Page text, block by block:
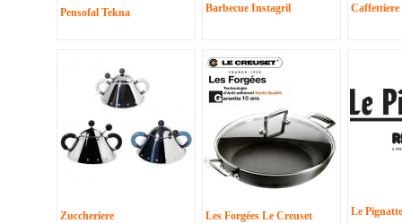
Pensofal Tekna Barbecue Instagril Caffettiere
Zuccheriere Les Forgées Le Creuset Le Pignatte